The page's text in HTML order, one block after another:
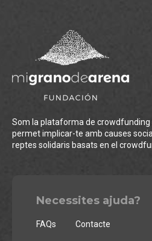
Som la plataforma de crowdfunding
permet implicar-te amb causes
reptes solidaris basats en el
Necessites ajuda?
FAQs Contacte